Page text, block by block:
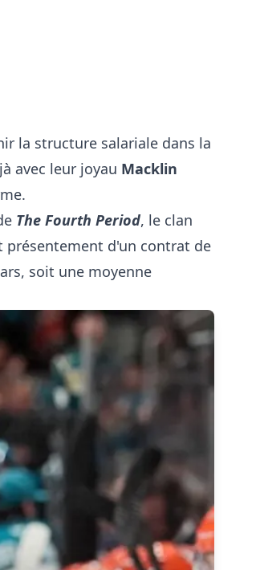
la structure salariale dans la
avec leur joyau Macklin
The Fourth Period, le clan
présentement d'un contrat de
soit une moyenne